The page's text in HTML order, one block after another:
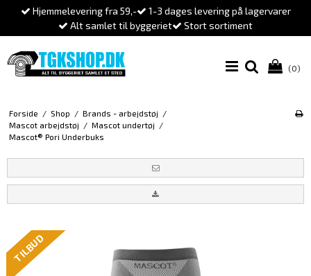
Hjemmelevering fra 59,-
1-3 dages levering på lagervarer
Alt samlet til byggeriet
Stort sortiment
(0)
Forside / Shop / Brands - arbejdstøj /
Mascot arbejdstøj / Mascot undertøj /
Mascot® Pori Underbuks
TILBUD